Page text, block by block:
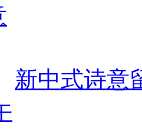
新中式诗意